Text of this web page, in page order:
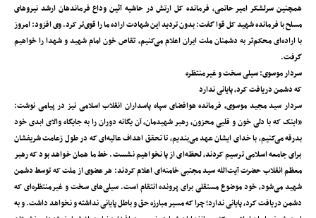
همچنین سرلشکر امیر حاتمی، فرمانده ‌کل ارتش در حاشیه آئین وداع فرماندهان ارشد نیرو‌های
مسلح با فرمانده شهید کل قوا گفت: بدون تردید این شهادت اراده ما را قوی‌تر کرد. وی افزود: امروز
با اراده‌ای محکم‌تر به دشمنان ملت ایران اعلام می‌کنیم، تقاص خون امام شهید و شهدا را خواهیم
گرفت.
سردار موسوی: سیلی سخت و غیرمنتظره
که دشمن دریافت کرد، پایانی ندارد
سردار سید مجید موسوی، فرمانده هوافضای سپاه پاسداران انقلاب اسلامی نیز در پیامی نوشت:
«اینک که با دلی خون و قلبی محزون، رهبر شهیدمان، آن یگانه دوران را به جایگاه والای ابدی خود
بدرقه می‌کنیم، با خدای ایشان عهد می‌بندیم، تا تحقق اهداف عالیه‌ای که در طول زعامت شریفشان
برای جامعه اسلامی ترسیم کردند، لحظه‌ای از پا نخواهیم نشست. خط ما همان خواهد بود که رهبر
معظم انقلاب حضرت آیت‌الله سید مجتبی خامنه‌ای اعلام کردند: هر عضوی از ملت که توسط دشمن
شهید می‌شود، خود موضوع مستقلی برای پرونده انتقام است. سیلی‌های سخت و غیرمنتظره‌ای که
دشمن دریافت کرد، پایانی ندارد؛ چرا که مسیر مبارزه حق و باطل پایانی نداشته و نخواهد داشت. و به